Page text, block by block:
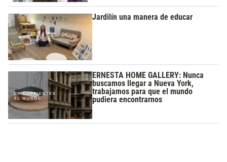
Jardilín una manera de educar
ERNESTA HOME GALLERY: Nunca
buscamos llegar a Nueva York,
trabajamos para que el mundo
pudiera encontrarnos